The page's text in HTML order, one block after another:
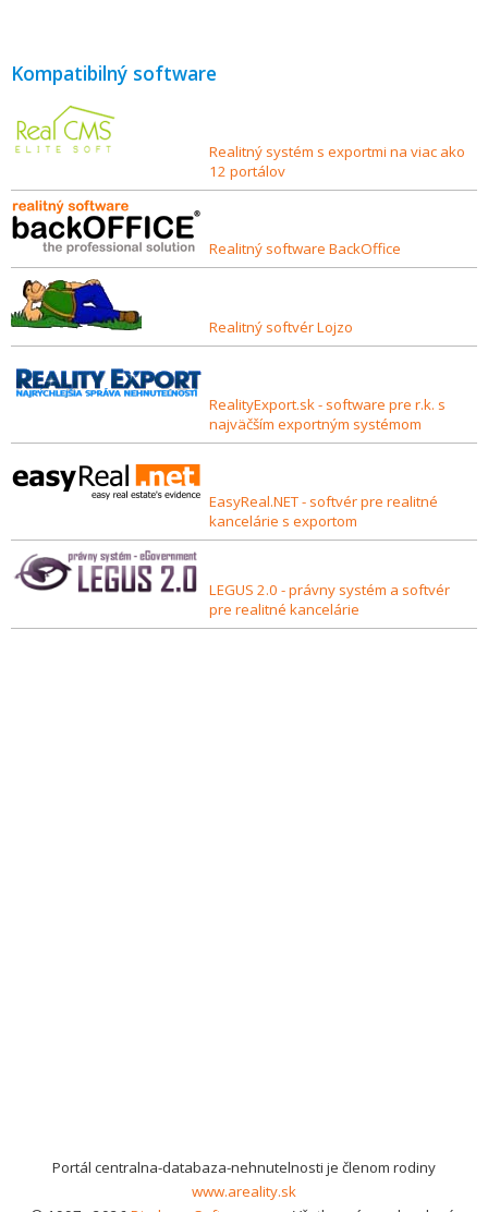
Kompatibilný software
Realitný systém s exportmi na viac ako
12 portálov
Realitný software BackOffice
Realitný softvér Lojzo
RealityExport.sk - software pre r.k. s
najväčším exportným systémom
EasyReal.NET - softvér pre realitné
kancelárie s exportom
LEGUS 2.0 - právny systém a softvér
pre realitné kancelárie
Portál centralna-databaza-nehnutelnosti je členom rodiny
www.areality.sk